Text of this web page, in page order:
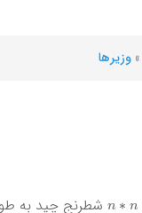
» وزیرها
شطرنج چید به